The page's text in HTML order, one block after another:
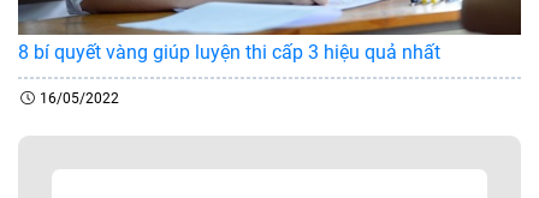
8 bí quyết vàng giúp luyện thi cấp 3 hiệu quả nhất
16/05/2022